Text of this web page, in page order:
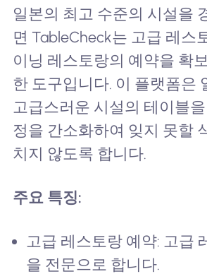
일본의 최고 수준의 시설을
면 TableCheck는 고급 레스
이닝 레스토랑의 예약을 확
한 도구입니다. 이 플랫폼은
고급스러운 시설의 테이블
정을 간소화하여 잊지 못할
치지 않도록 합니다.
주요 특징:
고급 레스토랑 예약: 고급
을 전문으로 합니다.